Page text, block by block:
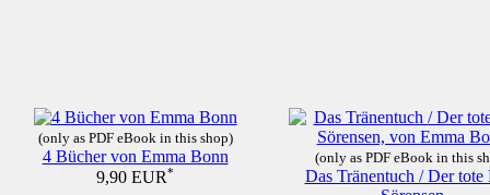
(only as PDF eBook in this shop)
4 Bücher von Emma Bonn
9,90 EUR*
(only as PDF eBook in this
Das Tränentuch / Der tote